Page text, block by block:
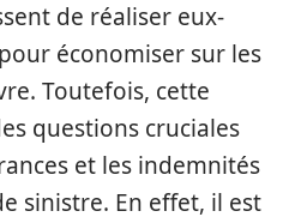
de réaliser eux-
économiser sur les
Toutefois, cette
questions cruciales
et les indemnités
sinistre. En effet, il est